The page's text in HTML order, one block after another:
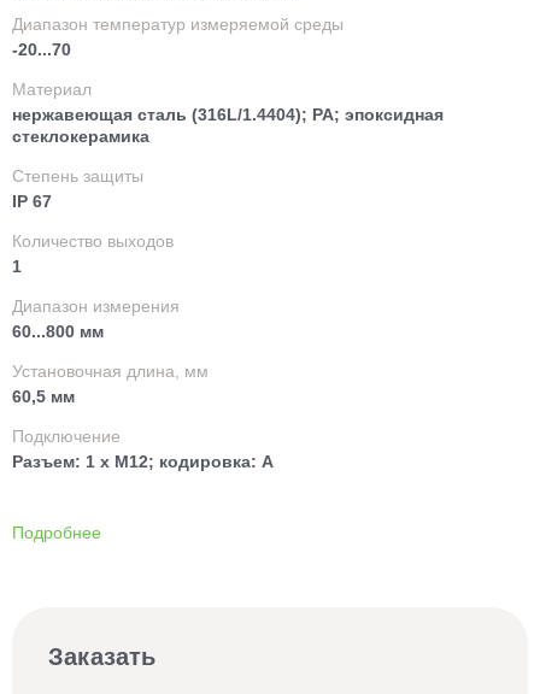
Диапазон температур измеряемой среды
-20...70
Материал
нержавеющая сталь (316L/1.4404); PA; эпоксидная
стеклокерамика
Степень защиты
IP 67
Количество выходов
1
Диапазон измерения
60...800 мм
Установочная длина, мм
60,5 мм
Подключение
Разъем: 1 x M12; кодировка: A
Подробнее
Заказать